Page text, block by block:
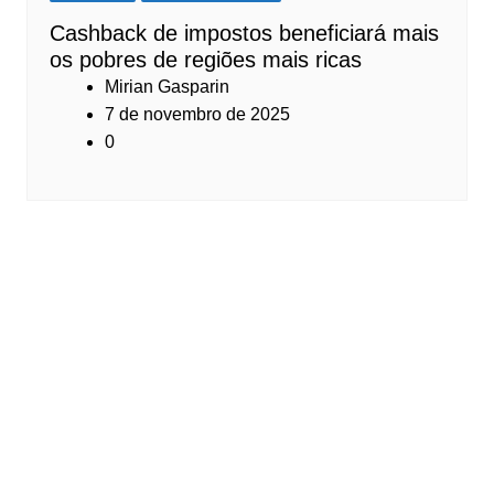
Cashback de impostos beneficiará mais
os pobres de regiões mais ricas
Mirian Gasparin
7 de novembro de 2025
0